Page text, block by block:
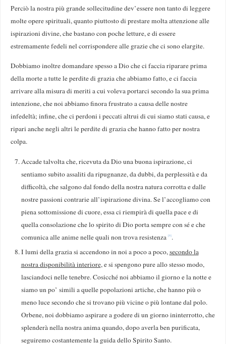
Perciò la nostra più grande sollecitudine dev’essere non tanto di leggere
molte opere spirituali, quanto piuttosto di prestare molta attenzione alle
ispirazioni divine, che bastano con poche letture, e di essere
estremamente fedeli nel corrispondere alle grazie che ci sono elargite.
Dobbiamo inoltre domandare spesso a Dio che ci faccia riparare prima
della morte a tutte le perdite di grazia che abbiamo fatto, e ci faccia
arrivare alla misura di meriti a cui voleva portarci secondo la sua prima
intenzione, che noi abbiamo finora frustrato a causa delle nostre
infedeltà; infine, che ci perdoni i peccati altrui di cui siamo stati causa, e
ripari anche negli altri le perdite di grazia che hanno fatto per nostra
colpa.
Accade talvolta che, ricevuta da Dio una buona ispirazione, ci
sentiamo subito assaliti da ripugnanze, da dubbi, da perplessità e da
difficoltà, che salgono dal fondo della nostra natura corrotta e dalle
nostre passioni contrarie all’ispirazione divina. Se l’accogliamo con
piena sottomissione di cuore, essa ci riempirà di quella pace e di
quella consolazione che lo spirito di Dio porta sempre con sé e che
comunica alle anime nelle quali non trova resistenza [9].
I lumi della grazia si accendono in noi a poco a poco,secondo la
nostra disponibilità interiore, e si spengono pure allo stesso modo,
lasciandoci nelle tenebre. Cosicché noi abbiamo il giorno e la notte e
siamo un po’ simili a quelle popolazioni artiche, che hanno più o
meno luce secondo che si trovano più vicine o più lontane dal polo.
Orbene, noi dobbiamo aspirare a godere di un giorno ininterrotto, che
splenderà nella nostra anima quando, dopo averla ben purificata,
seguiremo costantemente la guida dello Spirito Santo.